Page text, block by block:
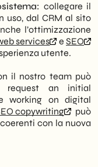
collegare il
uso, dal CRM al sito
l’ottimizzazione
services eSEO
utente.
il nostro team può
an initial
working on digital
copywriting
può
con la nuova